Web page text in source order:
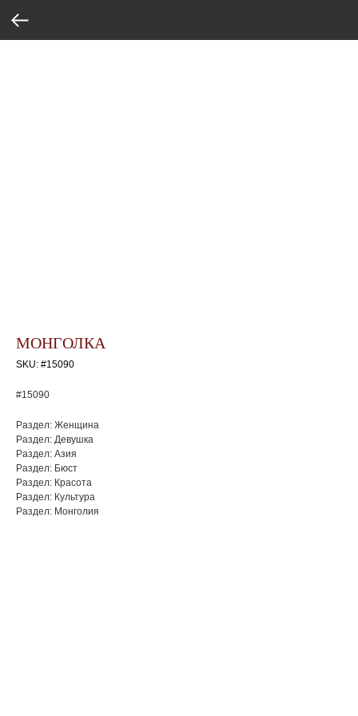
МОНГОЛКА
SKU: #15090
#15090
Раздел: Женщина
Раздел: Девушка
Раздел: Азия
Раздел: Бюст
Раздел: Красота
Раздел: Культура
Раздел: Монголия